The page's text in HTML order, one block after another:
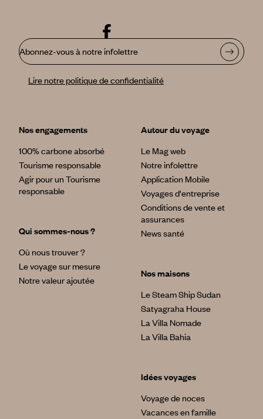
Abonnez-vous à notre infolettre
Lire notre politique de confidentialité
Nos engagements
100% carbone absorbé
Tourisme responsable
Agir pour un Tourisme
responsable
Qui sommes-nous ?
Où nous trouver ?
Le voyage sur mesure
Notre valeur ajoutée
Autour du voyage
Le Mag web
Notre infolettre
Application Mobile
Voyages d'entreprise
Conditions de vente et
assurances
News santé
Nos maisons
Le Steam Ship Sudan
Satyagraha House
La Villa Nomade
La Villa Bahia
Idées voyages
Voyage de noces
Vacances en famille